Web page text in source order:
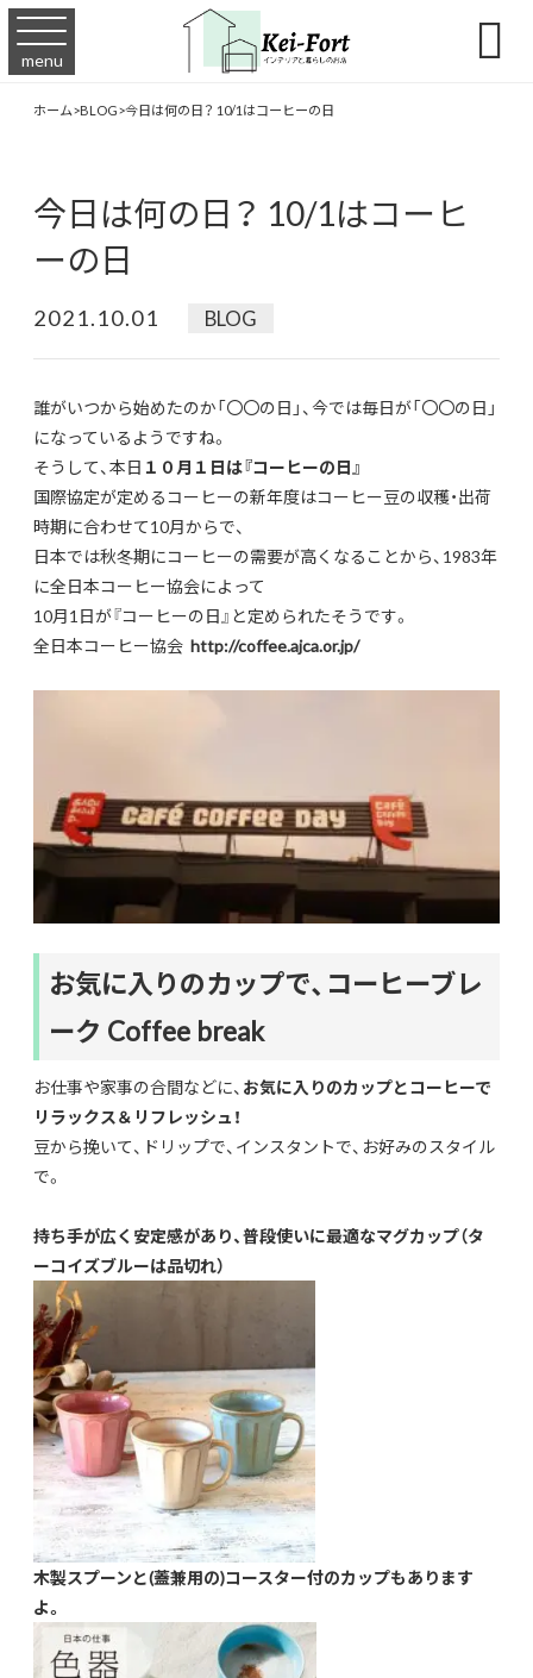
menu 
ホーム>BLOG>今日は何の日？ 10/1はコーヒーの日
今日は何の日？ 10/1はコーヒ
ーの日
2021.10.01 BLOG
誰がいつから始めたのか「〇〇の日」、今では毎日が「〇〇の日」
になっているようですね。
そうして、本日 １０月１日は『コーヒーの日』
国際協定が定めるコーヒーの新年度はコーヒー豆の収穫・出荷
時期に合わせて10月からで、
日本では秋冬期にコーヒーの需要が高くなることから、1983年
に全日本コーヒー協会によって
10月1日が『コーヒーの日』と定められたそうです。
全日本コーヒー協会 http://coffee.ajca.or.jp/
お気に入りのカップで、コーヒーブレ
ーク Coffee break
お仕事や家事の合間などに、 お気に入りのカップとコーヒーで
リラックス＆リフレッシュ！
豆から挽いて、ドリップで、インスタントで、お好みのスタイル
で。
持ち手が広く安定感があり、普段使いに最適なマグカップ（タ
ーコイズブルーは品切れ）
木製スプーンと(蓋兼用の)コースター付のカップもあります
よ。